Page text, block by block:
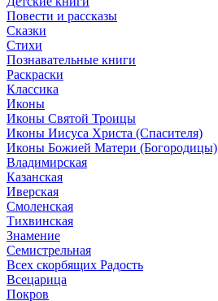
Повести и рассказы
Сказки
Стихи
Познавательные книги
Раскраски
Классика
Иконы
Иконы Святой Троицы
Иконы Иисуса Христа (Спасителя)
Иконы Божией Матери (Богородицы)
Владимирская
Казанская
Иверская
Смоленская
Тихвинская
Знамение
Семистрельная
Всех скорбящих Радость
Всецарица
Покров